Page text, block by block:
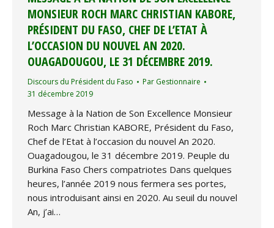
MONSIEUR ROCH MARC CHRISTIAN KABORE,
PRÉSIDENT DU FASO, CHEF DE L’ETAT À
L’OCCASION DU NOUVEL AN 2020.
OUAGADOUGOU, LE 31 DÉCEMBRE 2019.
Discours du Président du Faso Par Gestionnaire
31 décembre 2019
Message à la Nation de Son Excellence Monsieur
Roch Marc Christian KABORE, Président du Faso,
Chef de l’Etat à l’occasion du nouvel An 2020.
Ouagadougou, le 31 décembre 2019. Peuple du
Burkina Faso Chers compatriotes Dans quelques
heures, l’année 2019 nous fermera ses portes,
nous introduisant ainsi en 2020. Au seuil du nouvel
An, j’ai…